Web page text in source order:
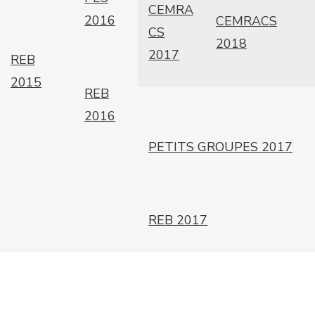
REB
2015
2016
REB
2016
CEMRA
CS
2017
CEMRACS
2018
PETITS GROUPES 2017
REB 2017